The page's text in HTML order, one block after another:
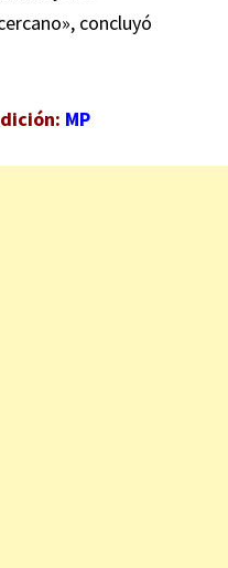
concluyó
MP